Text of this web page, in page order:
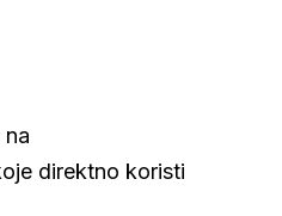
na
direktno koristi